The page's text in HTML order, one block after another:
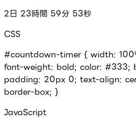
2日 23時間 59分 53秒
CSS
#countdown-timer { width:
font-weight: bold; color: #333;
padding: 20px 0; text-align:
border-box; }
JavaScript